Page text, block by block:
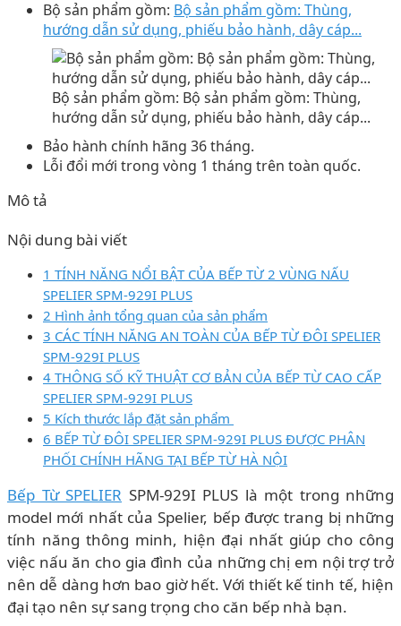
Bộ sản phẩm gồm: Bộ sản phẩm gồm: Thùng,
hướng dẫn sử dụng, phiếu bảo hành, dây cáp...
Bộ sản phẩm gồm: Bộ sản phẩm gồm: Thùng,
hướng dẫn sử dụng, phiếu bảo hành, dây cáp...
Bảo hành chính hãng 36 tháng.
Lỗi đổi mới trong vòng 1 tháng trên toàn quốc.
Mô tả
Nội dung bài viết
1 TÍNH NĂNG NỔI BẬT CỦA BẾP TỪ 2 VÙNG NẤU
SPELIER SPM-929I PLUS
2 Hình ảnh tổng quan của sản phẩm
3 CÁC TÍNH NĂNG AN TOÀN CỦA BẾP TỪ ĐÔI SPELIER
SPM-929I PLUS
4 THÔNG SỐ KỸ THUẬT CƠ BẢN CỦA BẾP TỪ CAO CẤP
SPELIER SPM-929I PLUS
5 Kích thước lắp đặt sản phẩm
6 BẾP TỪ ĐÔI SPELIER SPM-929I PLUS ĐƯỢC PHÂN
PHỐI CHÍNH HÃNG TẠI BẾP TỪ HÀ NỘI
Bếp Từ SPELIER SPM-929I PLUS là một trong những
model mới nhất của Spelier, bếp được trang bị những
tính năng thông minh, hiện đại nhất giúp cho công
việc nấu ăn cho gia đình của những chị em nội trợ trở
nên dễ dàng hơn bao giờ hết. Với thiết kế tinh tế, hiện
đại tạo nên sự sang trọng cho căn bếp nhà bạn.